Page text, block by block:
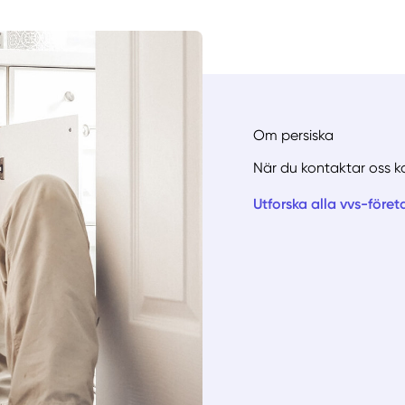
Om persiska
När du kontaktar oss
Utforska alla vvs-